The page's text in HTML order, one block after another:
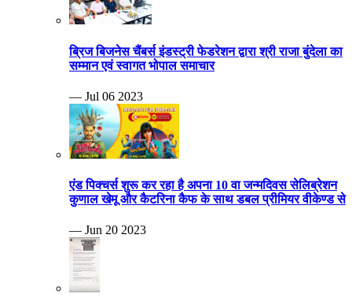
ब्रिज बिजनेस चैंबर्स इंडस्ट्री फेडरेशन द्वारा श्री राजा बुंदेला का
सम्मान एवं स्वागत भोपाल समाचार
— Jul 06 2023
एंड पिक्चर्स शुरू कर रहा है अपना 10 वा जन्मदिवस सेलिब्रेशन
कुणाल खेमू और कैटरिना कैफ के साथ डबल प्रीमियर वीकेण्ड से
— Jun 20 2023